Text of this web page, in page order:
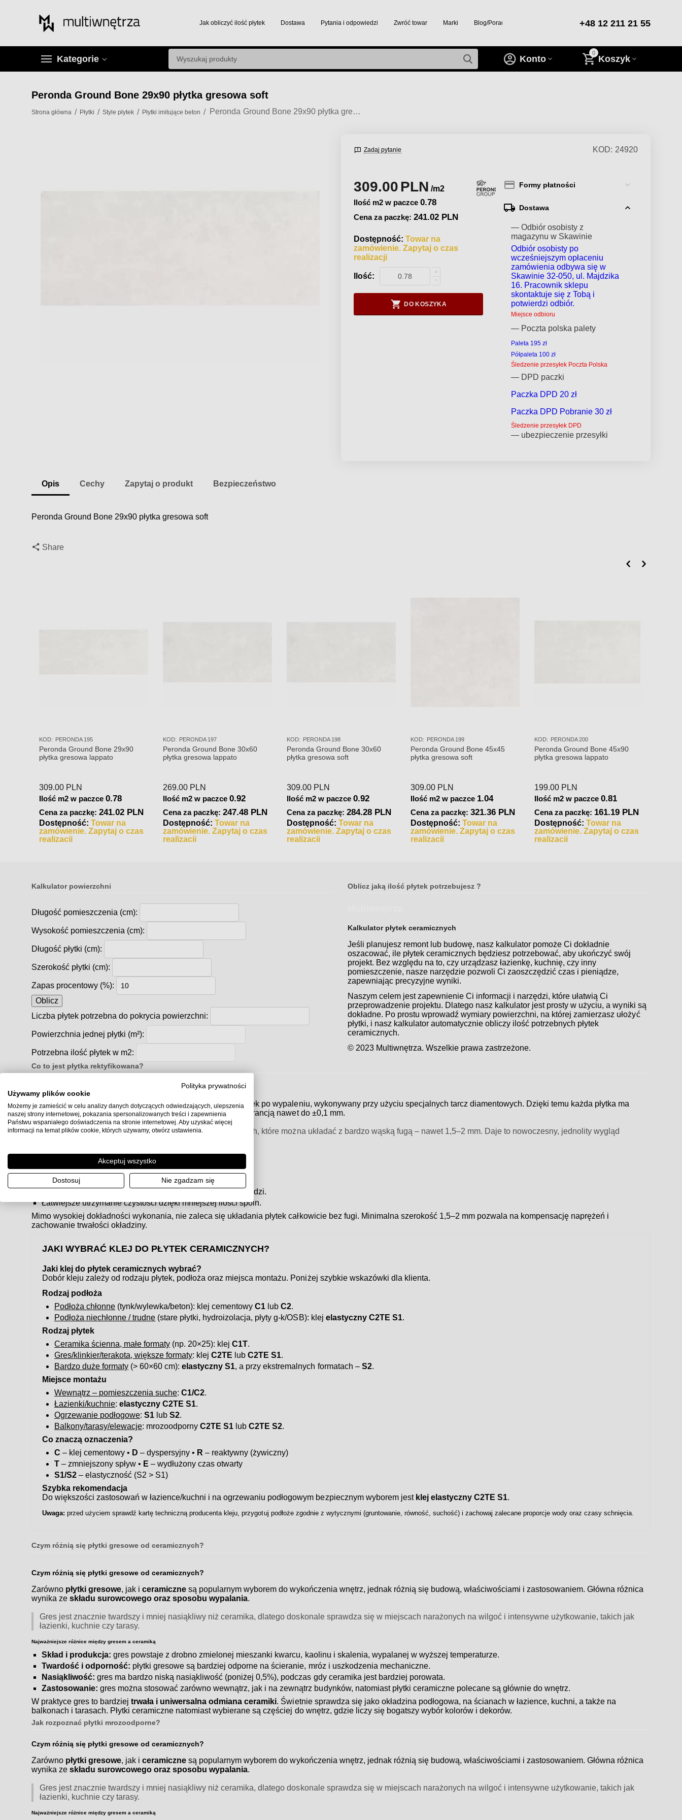
Jak obliczyć ilość płytek Dostawa Pytania i odpowiedzi Zwróć towar Marki Blog/Porady/Inspiracje +48 12 211 21 55
Kategorie
0
Koszyk
Konto
Peronda Ground Bone 29x90 płytka gresowa soft
Strona główna / Płytki / Style płytek / Płytki imitujące beton / Peronda Ground Bone 29x90 płytka gresowa soft
Zadaj pytanie KOD: 24920
309.00PLN /m2
Ilość m2 w paczce 0.78
Cena za paczkę:241.02 PLN
Dostępność: Towar na
zamówienie. Zapytaj o czas
realizacji
Ilość:
+
−
DO KOSZYKA
Formy płatności
Dostawa
— Odbiór osobisty z
magazynu w Skawinie
Odbiór osobisty po
wcześniejszym opłaceniu
zamówienia odbywa się w
Skawinie 32-050, ul. Majdzika
16. Pracownik sklepu
skontaktuje się z Tobą i
potwierdzi odbiór.
Miejsce odbioru
— Poczta polska palety
Paleta 195 zł
Półpaleta 100 zł
Śledzenie przesyłek Poczta Polska
— DPD paczki
Paczka DPD 20 zł
Paczka DPD Pobranie 30 zł
Śledzenie przesyłek DPD
— ubezpieczenie przesyłki
Opis Cechy Zapytaj o produkt Bezpieczeństwo
Peronda Ground Bone 29x90 płytka gresowa soft
Share
KOD: PERONDA 195
Peronda Ground Bone 29x90
płytka gresowa lappato
309.00 PLN
Ilość m2 w paczce 0.78
Cena za paczkę:241.02 PLN
Dostępność: Towar na
zamówienie. Zapytaj o czas
realizacji
KOD: PERONDA 197
Peronda Ground Bone 30x60
płytka gresowa lappato
269.00 PLN
Ilość m2 w paczce 0.92
Cena za paczkę:247.48 PLN
Dostępność: Towar na
zamówienie. Zapytaj o czas
realizacji
KOD: PERONDA 198
Peronda Ground Bone 30x60
płytka gresowa soft
309.00 PLN
Ilość m2 w paczce 0.92
Cena za paczkę:284.28 PLN
Dostępność: Towar na
zamówienie. Zapytaj o czas
realizacji
KOD: PERONDA 199
Peronda Ground Bone 45x45
płytka gresowa soft
309.00 PLN
Ilość m2 w paczce 1.04
Cena za paczkę:321.36 PLN
Dostępność: Towar na
zamówienie. Zapytaj o czas
realizacji
KOD: PERONDA 200
Peronda Ground Bone 45x90
płytka gresowa lappato
199.00 PLN
Ilość m2 w paczce 0.81
Cena za paczkę: 161.19 PLN
Dostępność: Towar na
zamówienie. Zapytaj o czas
realizacji
Kalkulator powierzchni
Długość pomieszczenia (cm):
Wysokość pomieszczenia (cm):
Długość płytki (cm):
Szerokość płytki (cm):
Zapas procentowy (%):
Oblicz
Liczba płytek potrzebna do pokrycia powierzchni:
Powierzchnia jednej płytki (m²):
Potrzebna ilość płytek w m2:
Oblicz jaką ilość płytek potrzebujesz ?
Kalkulator płytek ceramicznych
Jeśli planujesz remont lub budowę, nasz kalkulator pomoże Ci dokładnie
oszacować, ile płytek ceramicznych będziesz potrzebować, aby ukończyć swój
projekt. Bez względu na to, czy urządzasz łazienkę, kuchnię, czy inny
pomieszczenie, nasze narzędzie pozwoli Ci zaoszczędzić czas i pieniądze,
zapewniając precyzyjne wyniki.
Naszym celem jest zapewnienie Ci informacji i narzędzi, które ułatwią Ci
przeprowadzenie projektu. Dlatego nasz kalkulator jest prosty w użyciu, a wyniki są
dokładne. Po prostu wprowadź wymiary powierzchni, na której zamierzasz ułożyć
płytki, i nasz kalkulator automatycznie obliczy ilość potrzebnych płytek
ceramicznych.
© 2023 Multiwnętrza. Wszelkie prawa zastrzeżone.
Co to jest płytka rektyfikowana?
Rektyfikacjato proces precyzyjnego docinania krawędzi płytek po wypaleniu, wykonywany przy użyciu specjalnych tarcz diamentowych. Dzięki temu każda płytka ma
idealnie równe krawędziei dokładnie taki sam wymiar, z tolerancją nawet do ±0,1 mm.
Efektem rektyfikacji są płytki o ostrych, równych krawędziach, które można układać z bardzo wąską fugą – nawet 1,5–2 mm. Daje to nowoczesny, jednolity wygląd
Estetyczny, nowoczesny efekt – tzw.efekt tafli.
Możliwość stosowania bardzo wąskich fug.
Większa precyzja wymiarowa, idealne dopasowanie krawędzi.
Łatwiejsze utrzymanie czystości dzięki mniejszej ilości spoin.
Mimo wysokiej dokładności wykonania, nie zaleca się układania płytek całkowicie bez fugi. Minimalna szerokość 1,5–2 mm pozwala na kompensację naprężeń i
zachowanie trwałości okładziny.
JAKI WYBRAĆ KLEJ DO PŁYTEK CERAMICZNYCH?
Jaki klej do płytek ceramicznych wybrać?
Dobór kleju zależy od rodzaju płytek, podłoża oraz miejsca montażu. Poniżej szybkie wskazówki dla klienta.
Rodzaj podłoża
Podłoża chłonne (tynk/wylewka/beton): klej cementowyC1 lubC2.
Podłoża niechłonne / trudne (stare płytki, hydroizolacja, płyty g-k/OSB): klej elastyczny C2TE S1.
Rodzaj płytek
Ceramika ścienna, małe formaty (np. 20×25): klejC1T.
Gres/klinkier/terakota, większe formaty: klejC2TE lubC2TE S1.
Bardzo duże formaty (> 60×60 cm):elastyczny S1, a przy ekstremalnych formatach – S2.
Miejsce montażu
Wewnątrz – pomieszczenia suche:C1/C2.
Łazienki/kuchnie:elastyczny C2TE S1.
Ogrzewanie podłogowe:S1 lubS2.
Balkony/tarasy/elewacje: mrozoodpornyC2TE S1 lubC2TE S2.
Co znaczą oznaczenia?
C – klej cementowy • D – dyspersyjny • R – reaktywny (żywiczny)
T – zmniejszony spływ • E – wydłużony czas otwarty
S1/S2 – elastyczność (S2 > S1)
Szybka rekomendacja
Do większości zastosowań w łazience/kuchni i na ogrzewaniu podłogowym bezpiecznym wyborem jest klej elastyczny C2TE S1.
Uwaga: przed użyciem sprawdź kartę techniczną producenta kleju, przygotuj podłoże zgodnie z wytycznymi (gruntowanie, równość, suchość) i zachowaj zalecane proporcje wody oraz czasy schnięcia.
Czym różnią się płytki gresowe od ceramicznych?
Czym różnią się płytki gresowe od ceramicznych?
Zarówno płytki gresowe, jak iceramiczne są popularnym wyborem do wykończenia wnętrz, jednak różnią się budową, właściwościami i zastosowaniem. Główna różnica
wynika zeskładu surowcowego oraz sposobu wypalania.
Gres jest znacznie twardszy i mniej nasiąkliwy niż ceramika, dlatego doskonale sprawdza się w miejscach narażonych na wilgoć i intensywne użytkowanie, takich jak
łazienki, kuchnie czy tarasy.
Najważniejsze różnice między gresem a ceramiką
Skład i produkcja: gres powstaje z drobno zmielonej mieszanki kwarcu, kaolinu i skalenia, wypalanej w wyższej temperaturze.
Twardość i odporność: płytki gresowe są bardziej odporne na ścieranie, mróz i uszkodzenia mechaniczne.
Nasiąkliwość: gres ma bardzo niską nasiąkliwość (poniżej 0,5%), podczas gdy ceramika jest bardziej porowata.
Zastosowanie: gres można stosować zarówno wewnątrz, jak i na zewnątrz budynków, natomiast płytki ceramiczne polecane są głównie do wnętrz.
W praktyce gres to bardziejtrwała i uniwersalna odmiana ceramiki. Świetnie sprawdza się jako okładzina podłogowa, na ścianach w łazience, kuchni, a także na
balkonach i tarasach. Płytki ceramiczne natomiast wybierane są częściej do wnętrz, gdzie liczy się bogatszy wybór kolorów i dekorów.
Jak rozpoznać płytki mrozoodporne?
Czym różnią się płytki gresowe od ceramicznych?
Zarówno płytki gresowe, jak iceramiczne są popularnym wyborem do wykończenia wnętrz, jednak różnią się budową, właściwościami i zastosowaniem. Główna różnica
wynika zeskładu surowcowego oraz sposobu wypalania.
Gres jest znacznie twardszy i mniej nasiąkliwy niż ceramika, dlatego doskonale sprawdza się w miejscach narażonych na wilgoć i intensywne użytkowanie, takich jak
łazienki, kuchnie czy tarasy.
Najważniejsze różnice między gresem a ceramiką
Polityka prywatności
Używamy plików cookie
Możemy je zamieścić w celu analizy danych dotyczących odwiedzających, ulepszenia
naszej strony internetowej, pokazania spersonalizowanych treści i zapewnienia
Państwu wspaniałego doświadczenia na stronie internetowej. Aby uzyskać więcej
informacji na temat plików cookie, których używamy, otwórz ustawienia.
Akceptuj wszystko
Dostosuj Nie zgadzam się